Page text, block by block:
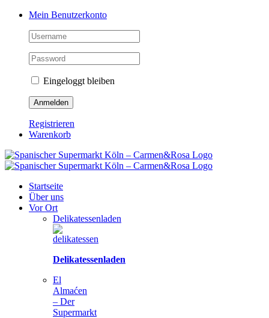
Zum
springen
Facebook
Instagram
Pinterest
Tiktok
YouTubeMein Benutzerkonto
Eingeloggt bleiben
Registrieren
Warenkorb
Startseite
Über uns
Vor Ort
Delikatessenladen
Delikatessenladen
El
Almaćen
– Der
Supermarkt